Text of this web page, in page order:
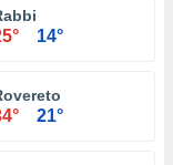
14°
21°